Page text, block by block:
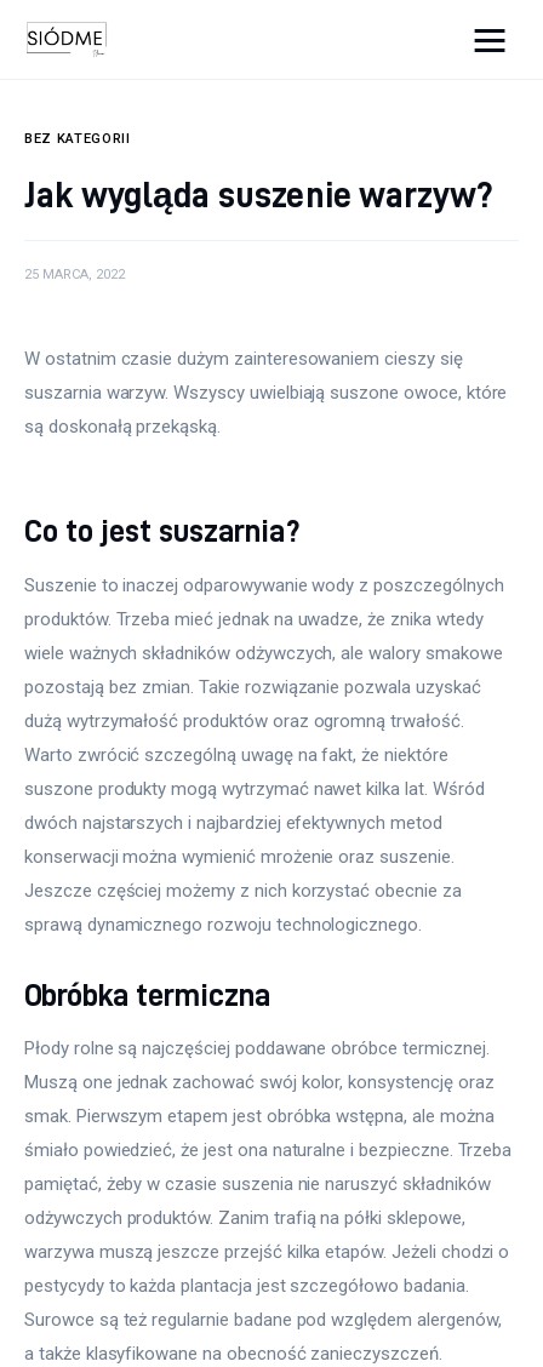
Edukacja
Więcej
BEZ KATEGORII
Jak wygląda suszenie warzyw?
25 MARCA, 2022
W ostatnim czasie dużym zainteresowaniem cieszy się
suszarnia warzyw. Wszyscy uwielbiają suszone owoce, które
są doskonałą przekąską.
Co to jest suszarnia?
Suszenie to inaczej odparowywanie wody z poszczególnych
produktów. Trzeba mieć jednak na uwadze, że znika wtedy
wiele ważnych składników odżywczych, ale walory smakowe
pozostają bez zmian. Takie rozwiązanie pozwala uzyskać
dużą wytrzymałość produktów oraz ogromną trwałość.
Warto zwrócić szczególną uwagę na fakt, że niektóre
suszone produkty mogą wytrzymać nawet kilka lat. Wśród
dwóch najstarszych i najbardziej efektywnych metod
konserwacji można wymienić mrożenie oraz suszenie.
Jeszcze częściej możemy z nich korzystać obecnie za
sprawą dynamicznego rozwoju technologicznego.
Obróbka termiczna
Płody rolne są najczęściej poddawane obróbce termicznej.
Muszą one jednak zachować swój kolor, konsystencję oraz
smak. Pierwszym etapem jest obróbka wstępna, ale można
śmiało powiedzieć, że jest ona naturalne i bezpieczne. Trzeba
pamiętać, żeby w czasie suszenia nie naruszyć składników
odżywczych produktów. Zanim trafią na półki sklepowe,
warzywa muszą jeszcze przejść kilka etapów. Jeżeli chodzi o
pestycydy to każda plantacja jest szczegółowo badania.
Surowce są też regularnie badane pod względem alergenów,
a także klasyfikowane na obecność zanieczyszczeń.